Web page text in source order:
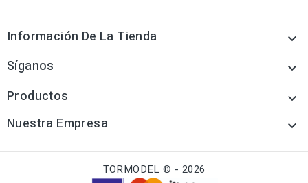
Información De La Tienda 
Síganos 
Productos 
Nuestra Empresa 
TORMODEL © - 2026